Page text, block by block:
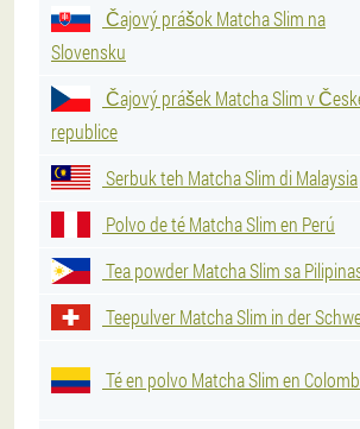
Čajový prášok Matcha Slim na
Slovensku
Čajový prášek Matcha Slim v
republice
Serbuk teh Matcha Slim di Malaysia
Polvo de té Matcha Slim en Perú
Tea powder Matcha Slim sa
Teepulver Matcha Slim in der
Té en polvo Matcha Slim en